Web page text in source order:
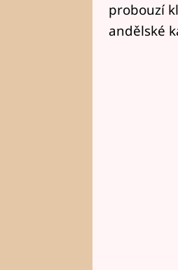
probouzí
andělské